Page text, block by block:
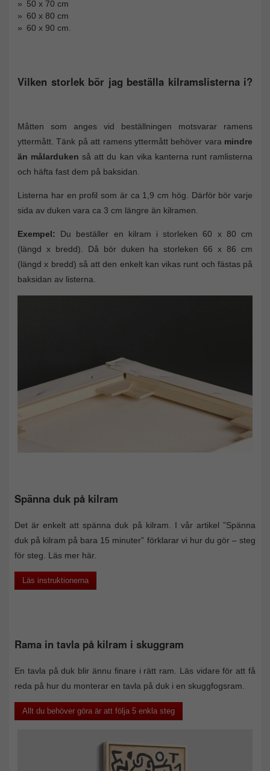
50 x 70 cm
60 x 80 cm
60 x 90 cm.
Vilken storlek bör jag beställa kilramslisterna i?
Måtten som anges vid beställningen motsvarar ramens
yttermått. Tänk på att ramens yttermått behöver vara mindre
än målarduken så att du kan vika kanterna runt ramlisterna
och häfta fast dem på baksidan.
Listerna har en profil som är ca 1,9 cm hög. Därför bör varje
sida av duken vara ca 3 cm längre än kilramen.
Exempel: Du beställer en kilram i storleken 60 x 80 cm
(längd x bredd). Då bör duken ha storleken 66 x 86 cm
(längd x bredd) så att den enkelt kan vikas runt och fästas på
baksidan av listerna.
Spänna duk på kilram
Det är enkelt att spänna duk på kilram. I vår artikel ”Spänna
duk på kilram på bara 15 minuter” förklarar vi hur du gör – steg
för steg. Läs mer här.
Läs instruktionerna
Rama in tavla på kilram i skuggram
En tavla på duk blir ännu finare i rätt ram. Läs vidare för att få
reda på hur du monterar en tavla på duk i en skuggfogsram.
Allt du behöver göra är att följa 5 enkla steg